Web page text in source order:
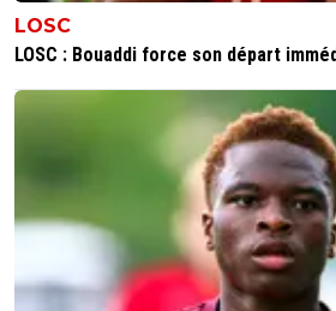
JogaBonitoParigo
Répondre
31 mai 2026 à 18:33 +208
Bientôt vous ferez un
Répondre
LOSC
LOSC : Bouaddi force son départ